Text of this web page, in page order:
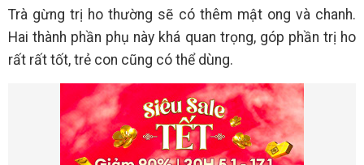
Trà gừng trị ho thường sẽ có thêm mật ong và chanh.
Hai thành phần phụ này khá quan trọng, góp phần trị ho
rất rất tốt, trẻ con cũng có thể dùng.